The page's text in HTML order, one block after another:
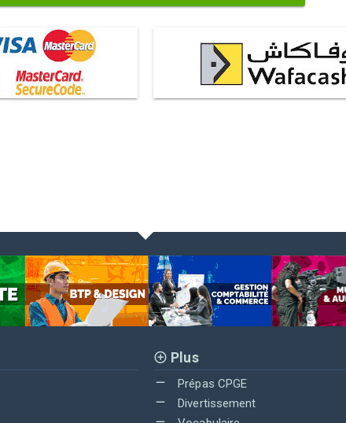
Plus
Prépas CPGE
Divertissement